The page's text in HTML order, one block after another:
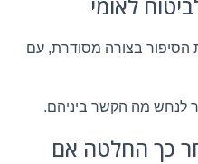
בצורה מסודרת, עם
לנחש מה הקשר ביניהם.
כך החלטה אם